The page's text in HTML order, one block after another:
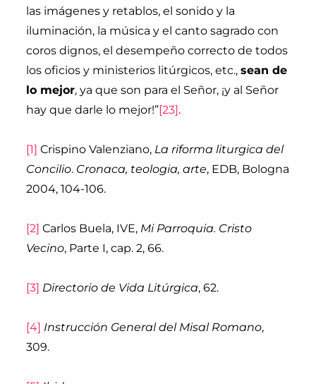
las imágenes y retablos, el sonido y la
iluminación, la música y el canto sagrado con
coros dignos, el desempeño correcto de todos
los oficios y ministerios litúrgicos, etc.,sean de
lo mejor, ya que son para el Señor, ¡y al Señor
hay que darle lo mejor!”[23].
[1] Crispino Valenziano, La riforma liturgica del
Concilio. Cronaca, teologia, arte, EDB, Bologna
2004, 104-106.
[2] Carlos Buela, IVE, Mi Parroquia. Cristo
Vecino, Parte I, cap. 2, 66.
[3] Directorio de Vida Litúrgica, 62.
[4] Instrucción General del Misal Romano,
309.